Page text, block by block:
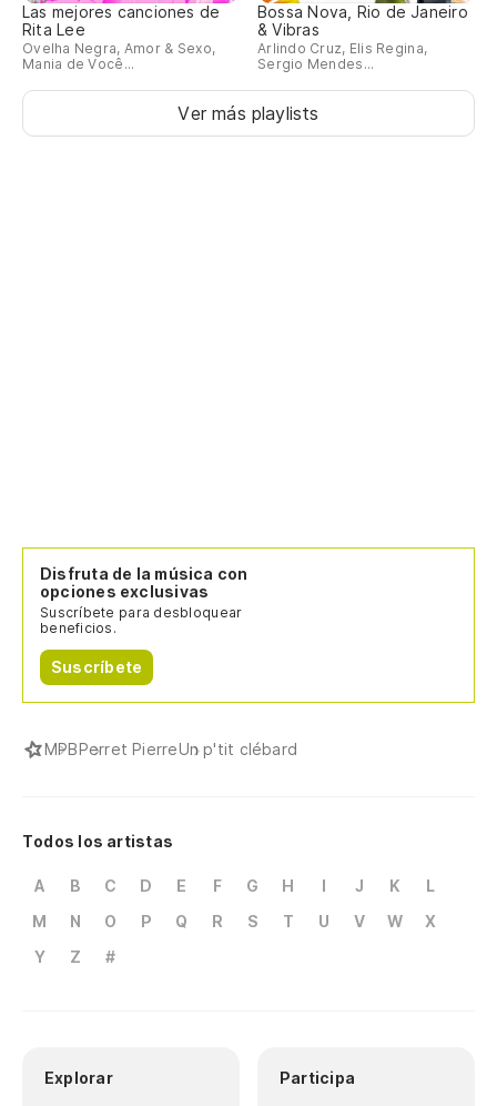
Las mejores canciones de
Rita Lee
Ovelha Negra, Amor & Sexo,
Mania de Você...
Bossa Nova, Rio de Janeiro
& Vibras
Arlindo Cruz, Elis Regina,
Sergio Mendes...
Ver más playlists
Disfruta de la música con
opciones exclusivas
Suscríbete para desbloquear
beneficios.
Suscríbete
MPBPerret PierreUn p'tit clébard
Todos los artistas
A B C D E F G H I J K
L
M
N O P Q R S T U V W
X
Y
Z #
Explorar Participa